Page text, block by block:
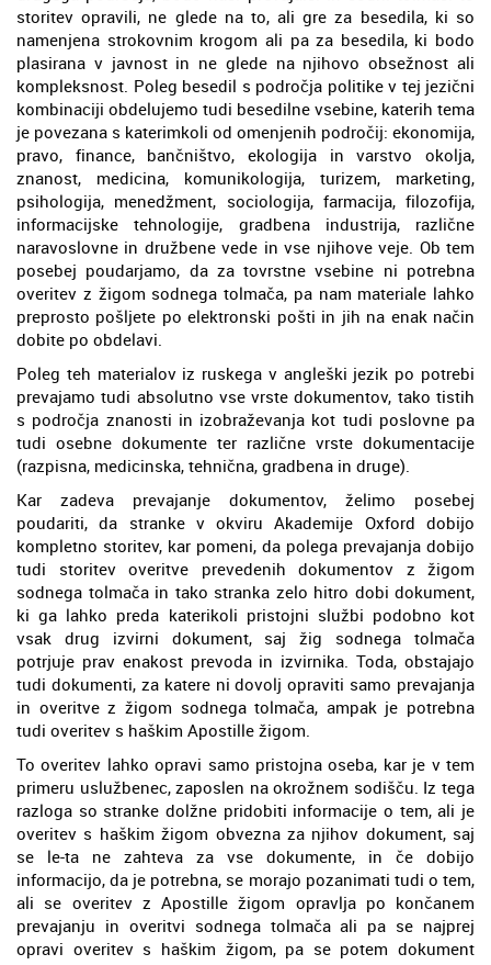
storitev opravili, ne glede na to, ali gre za besedila, ki so
namenjena strokovnim krogom ali pa za besedila, ki bodo
plasirana v javnost in ne glede na njihovo obsežnost ali
kompleksnost. Poleg besedil s področja politike v tej jezični
kombinaciji obdelujemo tudi besedilne vsebine, katerih tema
je povezana s katerimkoli od omenjenih področij: ekonomija,
pravo, finance, bančništvo, ekologija in varstvo okolja,
znanost, medicina, komunikologija, turizem, marketing,
psihologija, menedžment, sociologija, farmacija, filozofija,
informacijske tehnologije, gradbena industrija, različne
naravoslovne in družbene vede in vse njihove veje. Ob tem
posebej poudarjamo, da za tovrstne vsebine ni potrebna
overitev z žigom sodnega tolmača, pa nam materiale lahko
preprosto pošljete po elektronski pošti in jih na enak način
dobite po obdelavi.
Poleg teh materialov iz ruskega v angleški jezik po potrebi
prevajamo tudi absolutno vse vrste dokumentov, tako tistih
s področja znanosti in izobraževanja kot tudi poslovne pa
tudi osebne dokumente ter različne vrste dokumentacije
(razpisna, medicinska, tehnična, gradbena in druge).
Kar zadeva prevajanje dokumentov, želimo posebej
poudariti, da stranke v okviru Akademije Oxford dobijo
kompletno storitev, kar pomeni, da polega prevajanja dobijo
tudi storitev overitve prevedenih dokumentov z žigom
sodnega tolmača in tako stranka zelo hitro dobi dokument,
ki ga lahko preda katerikoli pristojni službi podobno kot
vsak drug izvirni dokument, saj žig sodnega tolmača
potrjuje prav enakost prevoda in izvirnika. Toda, obstajajo
tudi dokumenti, za katere ni dovolj opraviti samo prevajanja
in overitve z žigom sodnega tolmača, ampak je potrebna
tudi overitev s haškim Apostille žigom.
To overitev lahko opravi samo pristojna oseba, kar je v tem
primeru uslužbenec, zaposlen na okrožnem sodišču. Iz tega
razloga so stranke dolžne pridobiti informacije o tem, ali je
overitev s haškim žigom obvezna za njihov dokument, saj
se le-ta ne zahteva za vse dokumente, in če dobijo
informacijo, da je potrebna, se morajo pozanimati tudi o tem,
ali se overitev z Apostille žigom opravlja po končanem
prevajanju in overitvi sodnega tolmača ali pa se najprej
opravi overitev s haškim žigom, pa se potem dokument